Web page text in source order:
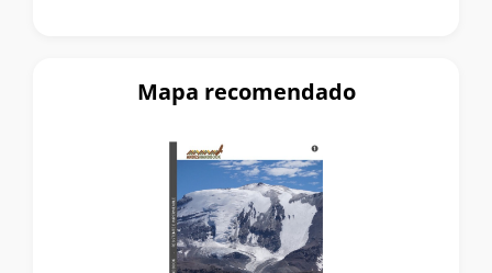
Mapa recomendado